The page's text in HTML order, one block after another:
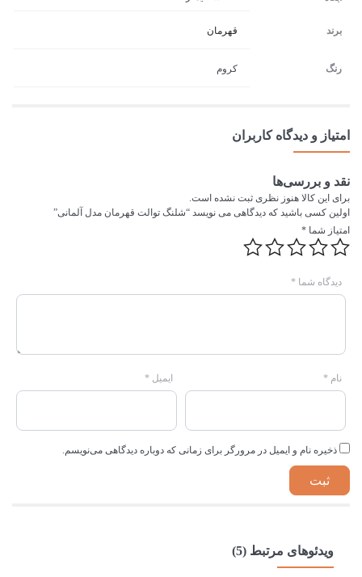
برند قهرمان
رنگ کروم
امتیاز و دیدگاه کاربران
نقد و بررسی‌ها
برای این کالا هنوز نظری ثبت نشده است.
اولین کسی باشید که دیدگاهی می نویسد “شلنگ توالت قهرمان مدل آلمانی”
امتیاز شما *
دیدگاه شما *
نام * ایمیل *
ذخیره نام و ایمیل در مرورگر برای زمانی که دوباره دیدگاهی می‌نویسم.
ویدئوهای مرتبط (5)